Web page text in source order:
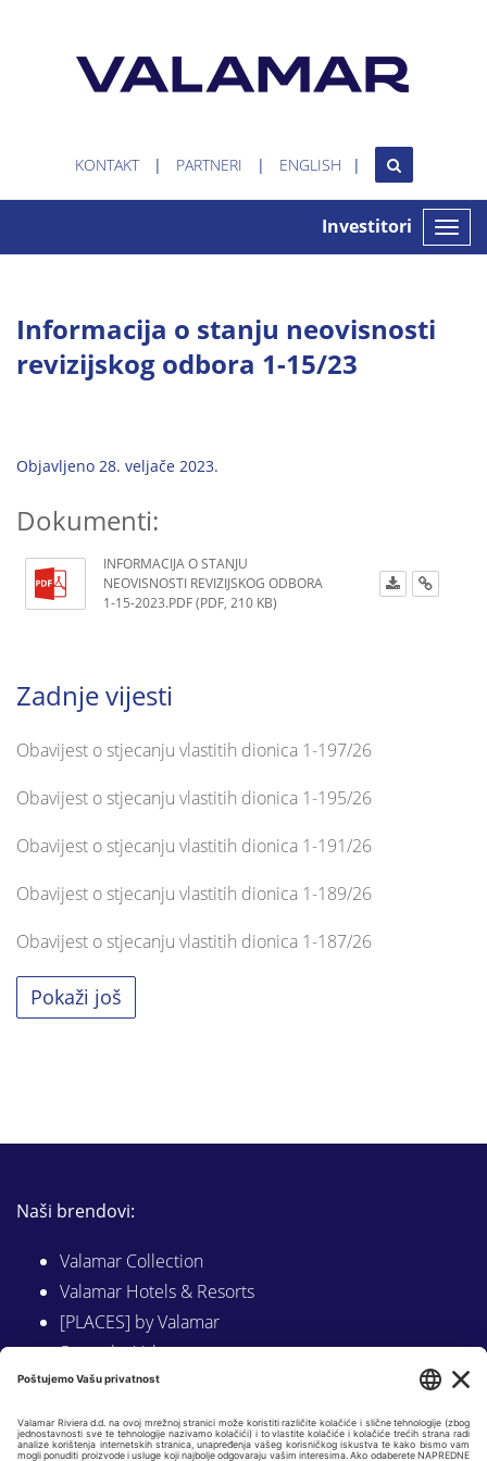
KONTAKT PARTNERI ENGLISH
Toggle
Investitori
Informacija o stanju neovisnosti
revizijskog odbora 1-15/23
Objavljeno 28. veljače 2023.
Dokumenti:
INFORMACIJA O STANJU
NEOVISNOSTI REVIZIJSKOG ODBORA
1-15-2023.PDF (PDF, 210 KB)
Zadnje vijesti
Obavijest o stjecanju vlastitih dionica 1-197/26
Obavijest o stjecanju vlastitih dionica 1-195/26
Obavijest o stjecanju vlastitih dionica 1-191/26
Obavijest o stjecanju vlastitih dionica 1-189/26
Obavijest o stjecanju vlastitih dionica 1-187/26
Pokaži još
Naši brendovi:
Valamar Collection
Valamar Hotels & Resorts
[PLACES] by Valamar
Sunny by Valamar
Valamar Camping
Istraži na Valamar.com